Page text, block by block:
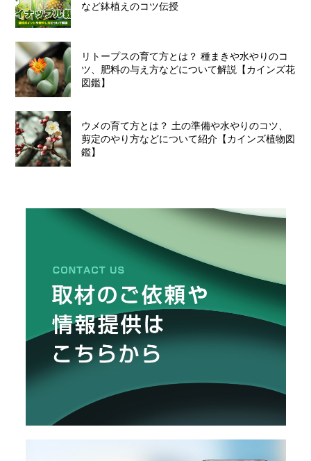
など鉢植えのコツ伝授
リトープスの育て方とは？ 種まきや水やりのコ
ツ、肥料の与え方などについて解説【カインズ花
図鑑】
ウメの育て方とは？ 土の準備や水やりのコツ、
剪定のやり方などについて紹介【カインズ植物図
鑑】